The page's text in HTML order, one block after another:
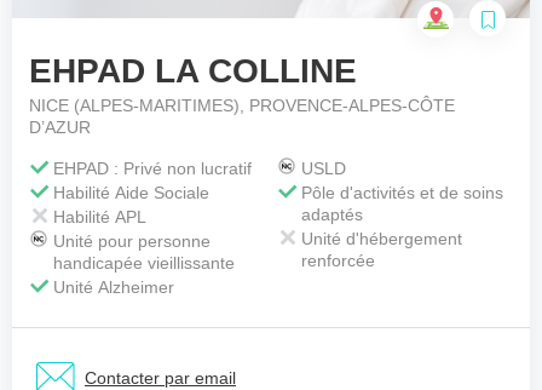
Votre téléphone*
Votre message
EHPAD LA COLLINE
NICE (ALPES-MARITIMES), PROVENCE-ALPES-CÔTE
D’AZUR
EHPAD : Privé non lucratif
Habilité Aide Sociale
Habilité APL
Unité pour personne
handicapée vieillissante
Unité Alzheimer
USLD
Pôle d'activités et de soins
adaptés
Unité d'hébergement
renforcée
Contacter par email